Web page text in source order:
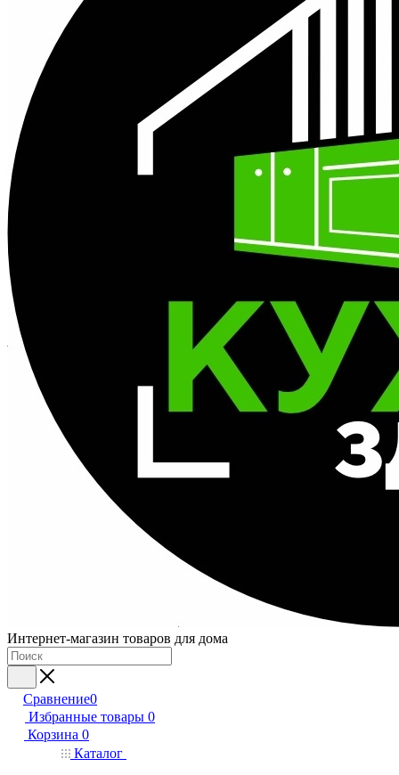
Интернет-магазин товаров для дома
Сравнение0
Избранные товары 0
Корзина 0
Каталог